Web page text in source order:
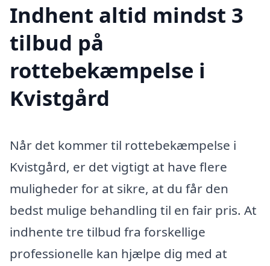
Indhent altid mindst 3
tilbud på
rottebekæmpelse i
Kvistgård
Når det kommer til rottebekæmpelse i
Kvistgård, er det vigtigt at have flere
muligheder for at sikre, at du får den
bedst mulige behandling til en fair pris. At
indhente tre tilbud fra forskellige
professionelle kan hjælpe dig med at